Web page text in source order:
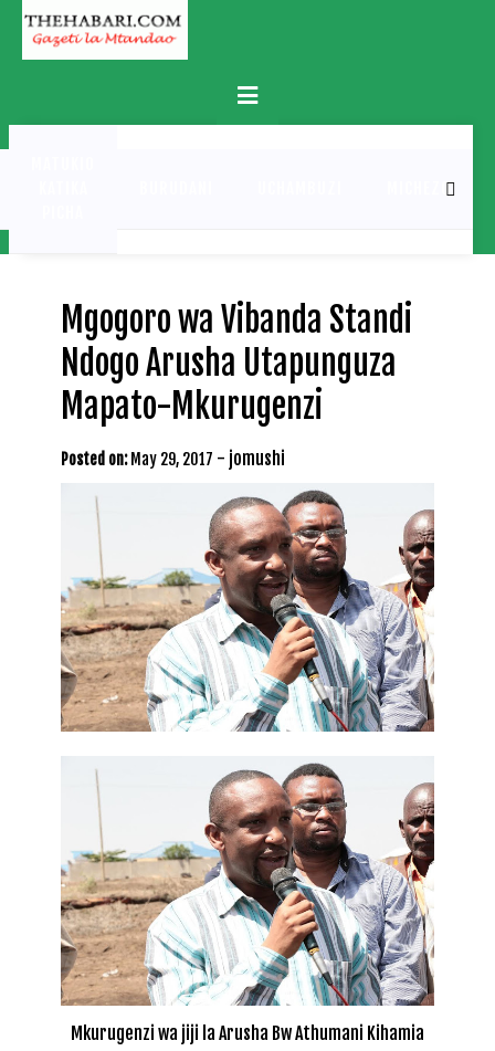
Skip
content
Primary
Menu
MICHEZO
Mgogoro wa Vibanda Standi
Ndogo Arusha Utapunguza
Mapato-Mkurugenzi
Posted on: May 29, 2017 - jomushi
Mkurugenzi wa jiji la Arusha Bw Athumani Kihamia